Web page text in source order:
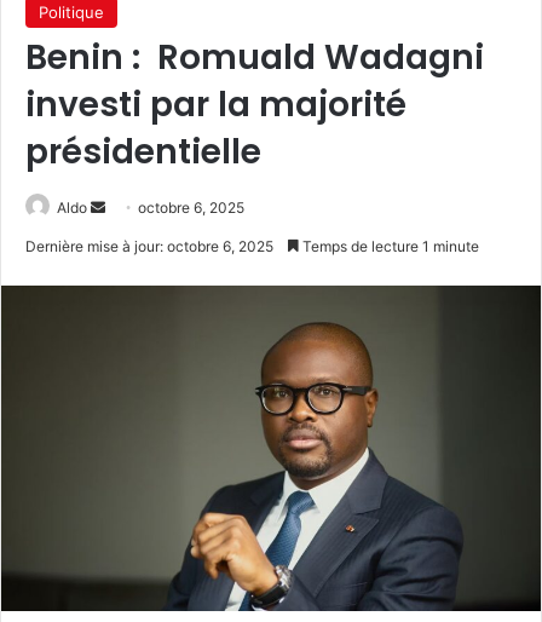
Politique
Benin : Romuald Wadagni
investi par la majorité
présidentielle
Aldo
Envoyeroctobre 6, 2025
Dernière mise à jour: octobre 6, 2025 Temps de lecture 1 minute